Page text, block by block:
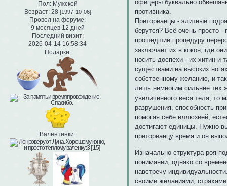
Пол: Мужской
Возраст: 28 [1997-10-06]
Провел на форуме:
9 месяцев 12 дней
Последний визит:
2026-04-14 16:58:34
Подарки:
Валентинки:
офицеры буквально
противника.
Преторианцы - элитные
берутся? Всё очень просто -
прошедшие процедуру
заключает их в кокон, где
носить доспехи - их хитин и
существами на высоких
собственному желанию, и
лишь немногим сильнее тех
увеличенного веса тела, то
разрушения, способность
помогая себе иллюзией,
достигают единицы. Нужно
преторианцу время и он
Изначально структура роя
понимании, однако со
навстречу
своими желаниями,